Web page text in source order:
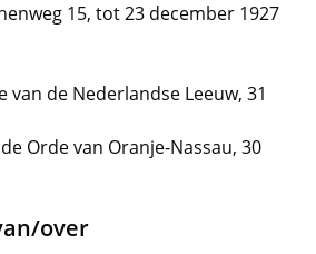
15, tot 23 december 1927
van de Nederlandse Leeuw, 31
Orde van Oranje-Nassau, 30
over